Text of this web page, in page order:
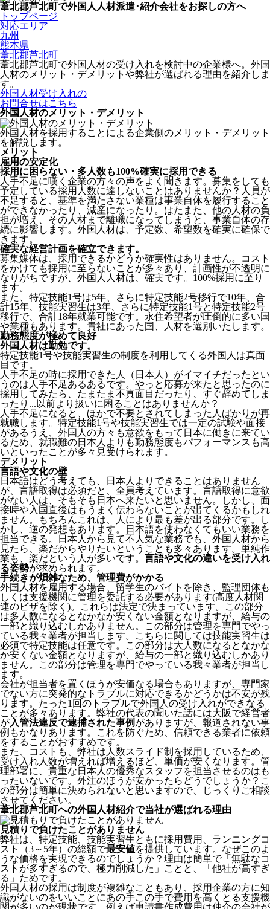
葦北郡芦北町で外国人人材派遣･紹介会社をお探しの方へ
トップページ
対応エリア
九州
熊本県
葦北郡芦北町
葦北郡芦北町で外国人材の受け入れを検討中の企業様へ。外国
人材のメリット・デメリットや弊社が選ばれる理由を紹介しま
す。
外国人材受け入れの
お問合せはこちら
外国人材のメリット・デメリット
外国人材を採用することによる企業側のメリット・デメリット
を解説します。
メリット
雇用の安定化
採用に困らない・多人数も100%確実に採用できる
人手不足に嘆く企業の方々の声をよく聞きます。募集をしても
予定している採用人数に達しないことはありませんか？人員が
不足すると、基準を満たさない業種は事業自体を履行すること
ができなかったり、減産になったり。はたまた、他の人材の負
担が増え、その人材まで離職になってしまうと、事業自体の存
続に影響します。 外国人材は、予定数、希望数を確実に確保で
きます。
確実な経営計画を確立できます。
募集媒体は、採用できるかどうか確実性はありません。コスト
をかけても採用に至らないことが多々あり、計画性が不透明に
なりがちですが、外国人人材は、確実です。100%採用に至り
ます。
また、特定技能1号は5年、さらに特定技能2号移行で10年、合
計15年、技能実習生は3年、さらに特定技能1号と特定技能2号
移行で、合計18年就業可能です。永住希望者が圧倒的に多い国
や業種もあります。貴社にあった国、人材を選別いたします。
勤務態度が極めて良好
外国人材は勤勉です。
特定技能1号や技能実習生の制度を利用してくる外国人は真面
目 です。
人手不足の時に採用できた人（日本人）がイマイチだったとい
うのは人手不足あるあるです。やっと応募が来たと思ったのに
採用してみたら、たまたま不真面目だったり、すぐ辞めてしま
ったり...以前より扱いに困ることはありませんか？
人手不足になると、ほかで不要とされてしまった人ばかりが再
就職します。特定技能1号や技能実習生では一定の試験や面接
があるうえ、外国人の方々も意欲をもって日本に働きに来てい
るため、就職難の日本人よりも勤務態度もパフォーマンスも高
いといったことが多々見受けられます。
デメリット
言語や文化の壁
日本語はどう考えても、日本人よりできることはありません
が、言語取得は必須だと、全員考えています。言語取得に意欲
がない人は、そもそも日本へ来たいと思いません。しかし、面
接時や入国直後はもうまく伝わらないことが出てくるかもしれ
ません。
もちろんこれは、人により最も差が出る部分です。し
かし、逆の発想もあります。日本語を使わなくてもいい業務を
担当できる。日本人から見て不人気な業務でも、外国人材から
見たら、楽だからやりたいということも多々あります。単純作
業も、楽だという人が多いです。 言語や文化の違いを受け入れ
る姿勢が求められます。
手続きが煩雑なため、管理費がかかる
外国人材を雇用する場合、留学生のバイトを除き、 監理団体も
しくは支援機関に管理を委託する必要があります(高度人材関
連のビザを除く)。これらは法定で決まっています。この部分
は多人数になるとなかなか安くない金額となりますが、給与の
一部と織り込むしかありません。この部分は管理を専門でやっ
ている我々業者が担当します。こちらに関しては技能実習生は
必須で特定技能は任意です。この部分は大人数になるとなかな
か安くない金額となりますが、給与の一部と織り込むしかあり
ません。この部分は管理を専門でやっている我々業者が担当し
ます。
会社が担当者を置くほうが安価なる場合もありますが、専門家
でない方に突発的なトラブルに対応できるかどうかは不安が残
ります。たった1回のトラブルで外国人の受け入れができなる
ことが多々あります。弊社の代表の聞いた話には大阪で経営者
が入管法違反で逮捕された事例 がありますが、報道されない事
例もかなりあります。これを防ぐため、信頼できる業者に依頼
をすることがおすすめです。
また、コストも、弊社は人数スライド制を採用しているため、
受け入れ人数が増えれば増えるほど、単価が安くなります。管
理部署に、貴重な日本人の優秀なスタッフを担当させるのはも
ったいないです。外注のほうが安かったらどうでしょうか？こ
の部分は簡単に決められないと思いますので、じっくりご相談
させてください。
葦北郡芦北町への外国人材紹介で当社が選ばれる理由
見積りで負けたことがありません
弊社は、特定技能、技能実習生ともに採用費用、ランニングコ
スト（3～5年）の総額で最安値を提供しています。なぜこのよ
うな価格を実現できるのでしょうか？理由は簡単で「無駄なコ
ストが多すぎるので、極力削減した」ことと、
「他社が高すぎ
る」 ためです。
外国人材の採用は制度が複雑なこともあり、採用企業の方に知
識がないのをいいことにあの手この手で費用を高くとる支援機